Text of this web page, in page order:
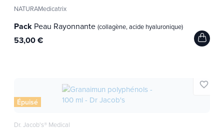
NATURAMedicatrix
Pack Peau Rayonnante (collagène, acide hyaluronique)
53,00 €
Épuisé
Dr. Jacob's® Medical
favorite_border